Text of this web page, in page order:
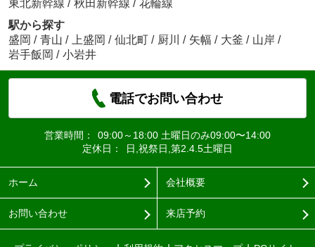
東北新幹線 / 秋田新幹線 / 花輪線
駅から探す
盛岡 / 青山 / 上盛岡 / 仙北町 / 厨川 / 矢幅 / 大釜 / 山岸 /
岩手飯岡 / 小岩井
電話でお問い合わせ
営業時間：
09:00～18:00 土曜日のみ09:00〜14:00
定休日：
日,祝祭日,第2.4.5土曜日
ホーム 会社概要
お問い合わせ 来店予約